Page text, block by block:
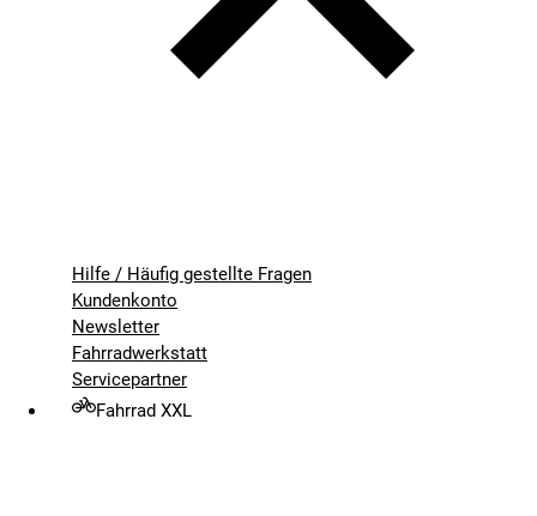
Hilfe / Häufig gestellte Fragen
Kundenkonto
Newsletter
Fahrradwerkstatt
Servicepartner
Fahrrad XXL